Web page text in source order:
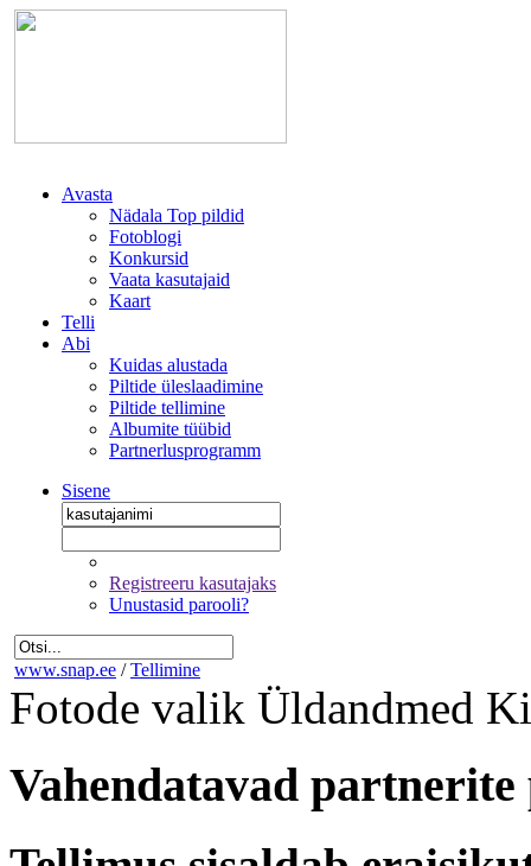
Avasta
Nädala Top pildid
Fotoblogi
Konkursid
Vaata kasutajaid
Kaart
Telli
Abi
Kuidas alustada
Piltide üleslaadimine
Piltide tellimine
Albumite tüübid
Partnerlusprogramm
Sisene
Registreeru kasutajaks
Unustasid parooli?
www.snap.ee / Tellimine
Fotode valik Üldandmed
Vahendatavad